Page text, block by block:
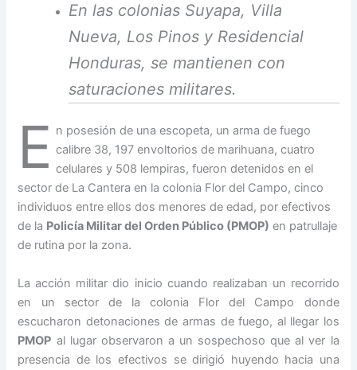
En las colonias Suyapa, Villa
Nueva, Los Pinos y Residencial
Honduras, se mantienen con
saturaciones militares.
E n posesión de una escopeta, un arma de fuego
calibre 38, 197 envoltorios de marihuana, cuatro
celulares y 508 lempiras, fueron detenidos en el
sector de La Cantera en la colonia Flor del Campo, cinco
individuos entre ellos dos menores de edad, por efectivos
de la Policía Militar del Orden Público (PMOP) en patrullaje
de rutina por la zona.
La acción militar dio inicio cuando realizaban un recorrido
en un sector de la colonia Flor del Campo donde
escucharon detonaciones de armas de fuego, al llegar los
PMOP al lugar observaron a un sospechoso que al ver la
presencia de los efectivos se dirigió huyendo hacia una